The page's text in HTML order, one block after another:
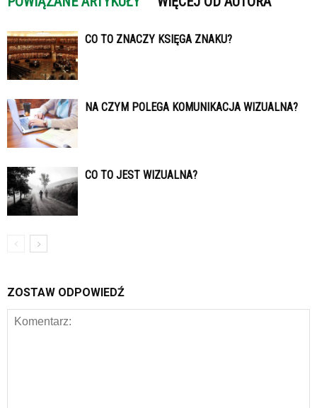
CO TO ZNACZY KSIĘGA ZNAKU?
NA CZYM POLEGA KOMUNIKACJA WIZUALNA?
CO TO JEST WIZUALNA?
ZOSTAW ODPOWIEDŹ